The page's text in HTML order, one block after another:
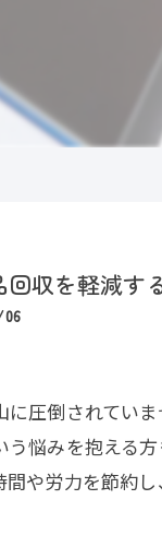
回収を軽減す
に圧倒されてい
う悩みを抱える
間や労力を節約